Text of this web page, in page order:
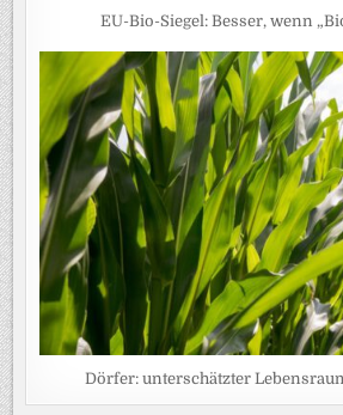
EU-Bio-Siegel: Besser, wenn
Dörfer: unterschätzter